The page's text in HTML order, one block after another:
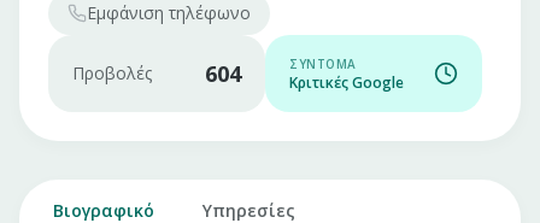
Εμφάνιση τηλέφωνο
Προβολές 604 ΣΎΝΤΟΜΑ
Κριτικές Google
Βιογραφικό Υπηρεσίες